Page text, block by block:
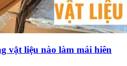
vật liệu nào làm mái hiên